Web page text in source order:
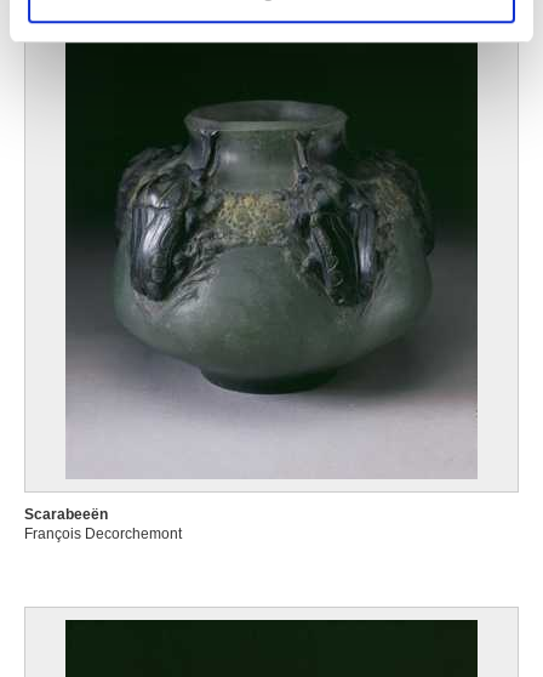
Scarabeeën
François Decorchemont